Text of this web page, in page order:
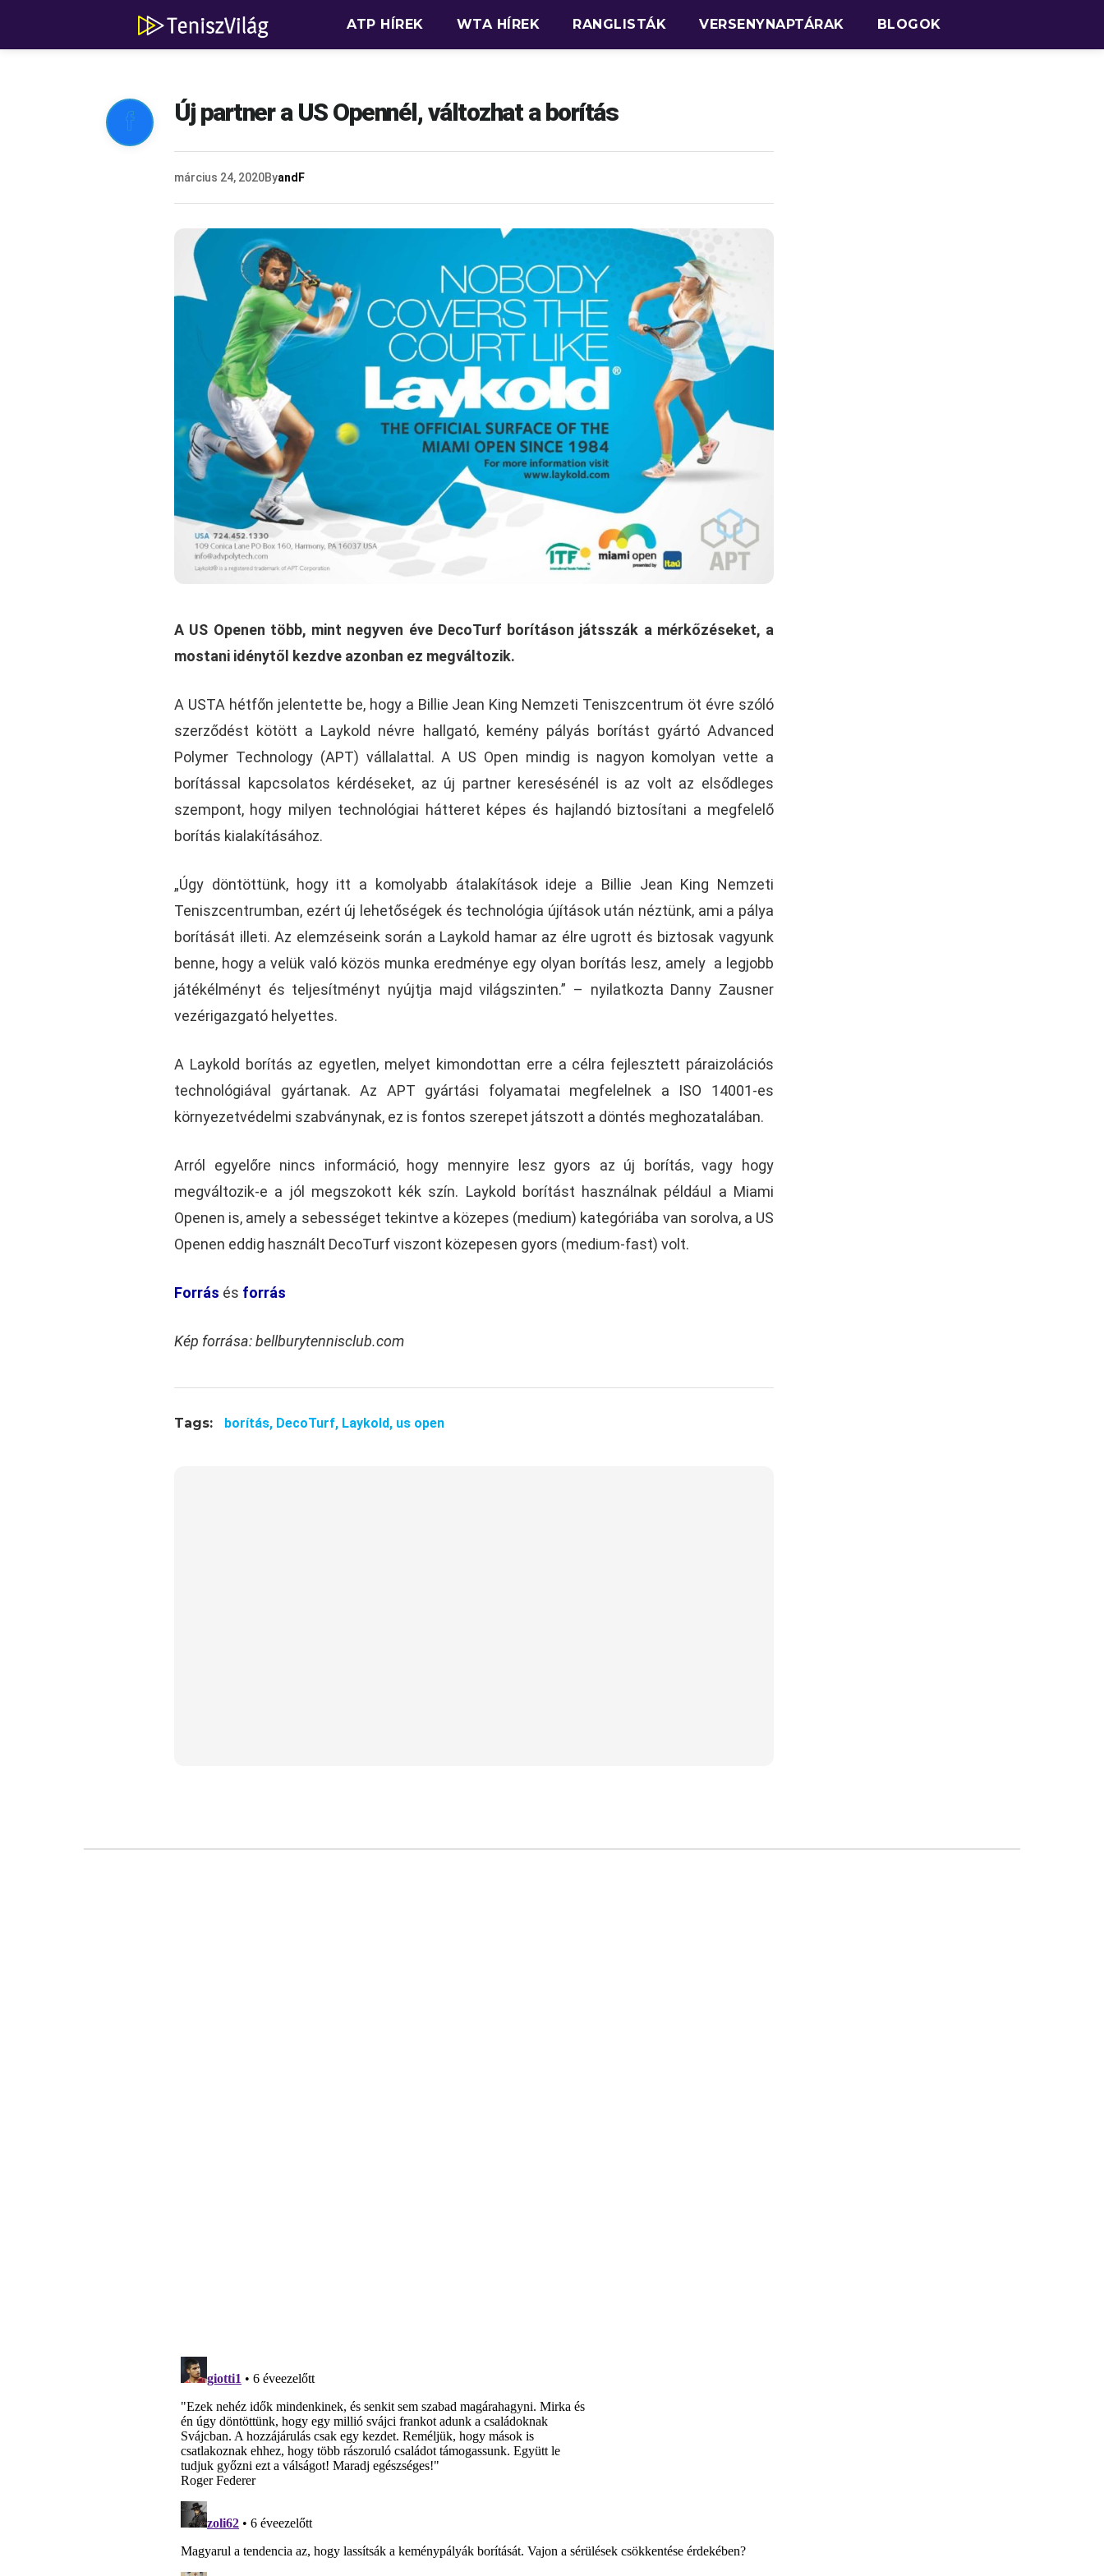
ATP HÍREK WTA HÍREK RANGLISTÁK VERSENYNAPTÁRAK BLOGOK
 Új partner a US Opennél, változhat a borítás
március 24, 2020ByandF
A US Openen több, mint negyven éve DecoTurf borításon játsszák a mérkőzéseket, a
mostani idénytől kezdve azonban ez megváltozik.
A USTA hétfőn jelentette be, hogy a Billie Jean King Nemzeti Teniszcentrum öt évre szóló
szerződést kötött a Laykold névre hallgató, kemény pályás borítást gyártó Advanced
Polymer Technology (APT) vállalattal. A US Open mindig is nagyon komolyan vette a
borítással kapcsolatos kérdéseket, az új partner keresésénél is az volt az elsődleges
szempont, hogy milyen technológiai hátteret képes és hajlandó biztosítani a megfelelő
borítás kialakításához.
„Úgy döntöttünk, hogy itt a komolyabb átalakítások ideje a Billie Jean King Nemzeti
Teniszcentrumban, ezért új lehetőségek és technológia újítások után néztünk, ami a pálya
borítását illeti. Az elemzéseink során a Laykold hamar az élre ugrott és biztosak vagyunk
benne, hogy a velük való közös munka eredménye egy olyan borítás lesz, amely a legjobb
játékélményt és teljesítményt nyújtja majd világszinten.” – nyilatkozta Danny Zausner
vezérigazgató helyettes.
A Laykold borítás az egyetlen, melyet kimondottan erre a célra fejlesztett páraizolációs
technológiával gyártanak. Az APT gyártási folyamatai megfelelnek a ISO 14001-es
környezetvédelmi szabványnak, ez is fontos szerepet játszott a döntés meghozatalában.
Arról egyelőre nincs információ, hogy mennyire lesz gyors az új borítás, vagy hogy
megváltozik-e a jól megszokott kék szín. Laykold borítást használnak például a Miami
Openen is, amely a sebességet tekintve a közepes (medium) kategóriába van sorolva, a US
Openen eddig használt DecoTurf viszont közepesen gyors (medium-fast) volt.
Forrás és forrás
Kép forrása: bellburytennisclub.com
Tags: borítás, DecoTurf, Laykold, us open